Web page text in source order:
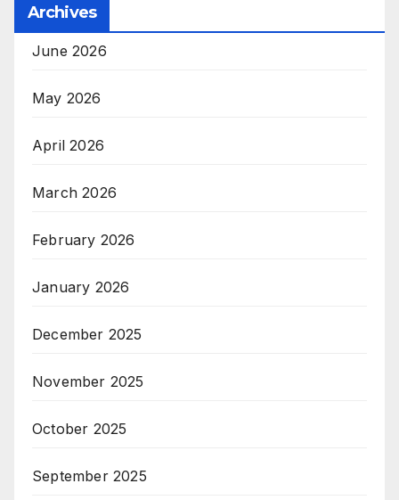
Archives
June 2026
May 2026
April 2026
March 2026
February 2026
January 2026
December 2025
November 2025
October 2025
September 2025